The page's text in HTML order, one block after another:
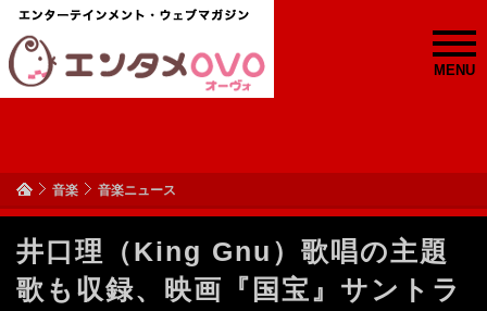
MENU
音楽 音楽ニュース
井口理（King Gnu）歌唱の主題
歌も収録、映画『国宝』サントラ